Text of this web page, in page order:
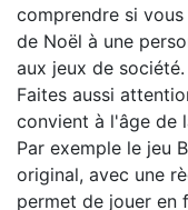
comprendre si
de Noël à une
aux jeux de société.
Faites aussi
convient à l'âge de
Par exemple le jeu
original, avec une
permet de jouer en